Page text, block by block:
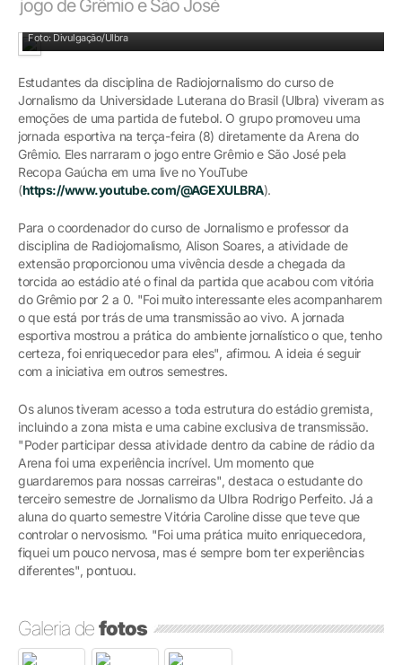
jogo de Grêmio e São José
Foto: Divulgação/Ulbra
Estudantes da disciplina de Radiojornalismo do curso de
Jornalismo da Universidade Luterana do Brasil (Ulbra) viveram as
emoções de uma partida de futebol. O grupo promoveu uma
jornada esportiva na terça-feira (8) diretamente da Arena do
Grêmio. Eles narraram o jogo entre Grêmio e São José pela
Recopa Gaúcha em uma live no YouTube
(https://www.youtube.com/@AGEXULBRA).
Para o coordenador do curso de Jornalismo e professor da
disciplina de Radiojornalismo, Alison Soares, a atividade de
extensão proporcionou uma vivência desde a chegada da
torcida ao estádio até o final da partida que acabou com vitória
do Grêmio por 2 a 0. "Foi muito interessante eles acompanharem
o que está por trás de uma transmissão ao vivo. A jornada
esportiva mostrou a prática do ambiente jornalístico o que, tenho
certeza, foi enriquecedor para eles", afirmou. A ideia é seguir
com a iniciativa em outros semestres.
Os alunos tiveram acesso a toda estrutura do estádio gremista,
incluindo a zona mista e uma cabine exclusiva de transmissão.
"Poder participar dessa atividade dentro da cabine de rádio da
Arena foi uma experiência incrível. Um momento que
guardaremos para nossas carreiras", destaca o estudante do
terceiro semestre de Jornalismo da Ulbra Rodrigo Perfeito. Já a
aluna do quarto semestre Vitória Caroline disse que teve que
controlar o nervosismo. "Foi uma prática muito enriquecedora,
fiquei um pouco nervosa, mas é sempre bom ter experiências
diferentes", pontuou.
Galeria defotos